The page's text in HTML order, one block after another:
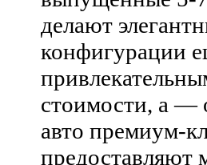
делают
конфигурации
стоимости, а —
авто премиум-
предоставляют